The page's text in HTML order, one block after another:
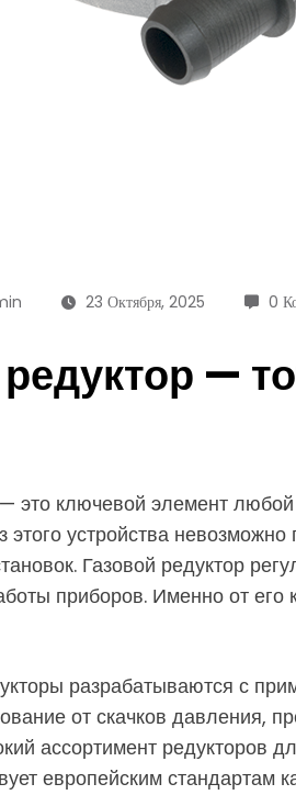
23 Октября, 2025 0
—
это ключевой элемент
устройства
Газовой редуктор
приборов. Именно от его
разрабатываются с
от скачков давления,
ассортимент редукторов
европейским